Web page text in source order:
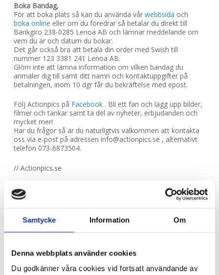
Samtycke Information Om
Denna webbplats använder cookies
Du godkänner våra cookies vid fortsatt användande av
Boka Bandag,
För att boka plats så kan du använda vårwebbsida och
boka online eller om du föredrar så betalar du direkt till
Bankgiro 238-0285 Lenoa AB och lämnar meddelande om
vem du är och datum du bokar.
Det går också bra att betala din order med Swish till
nummer 123 3381 241 Lenoa AB.
Glöm inte att lämna information om vilken bandag du
anmäler dig till samt ditt namn och kontaktuppgifter på
betalningen, inom 10 dgr får du bekräftelse med epost.
Följ Actionpics på Facebook . Bli ett fan och lägg upp bilder,
filmer och tankar samt ta del av nyheter, erbjudanden och
mycket mer!
Har du frågor så är du naturligtvis välkommen att kontakta
oss via e-post på adressen info@actionpics.se , alternativt
telefon 073-6873504.
// Actionpics.se
PRODUKTKATEGORIER